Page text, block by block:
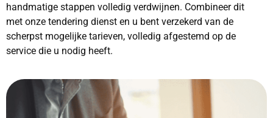
handmatige stappen volledig verdwijnen. Combineer dit
met onze tendering dienst en u bent verzekerd van de
scherpst mogelijke tarieven, volledig afgestemd op de
service die u nodig heeft.